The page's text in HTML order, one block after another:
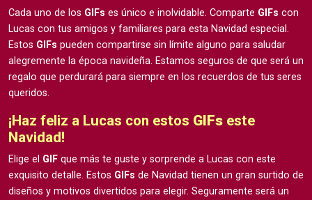
Cada uno de los GIFs es único e inolvidable. Comparte GIFs con
Lucas con tus amigos y familiares para esta Navidad especial.
Estos GIFs pueden compartirse sin límite alguno para saludar
alegremente la época navideña. Estamos seguros de que será un
regalo que perdurará para siempre en los recuerdos de tus seres
queridos.
¡Haz feliz a Lucas con estos GIFs este
Navidad!
Elige el GIF que más te guste y sorprende a Lucas con este
exquisito detalle. Estos GIFs de Navidad tienen un gran surtido de
diseños y motivos divertidos para elegir. Seguramente será un